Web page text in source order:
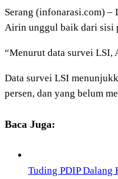
Serang (infonarasi.com) –
Airin unggul baik dari sisi
“Menurut data survei LSI,
Data survei LSI
persen, dan yang belum
Baca Juga:
Tuding PDIP Dalang